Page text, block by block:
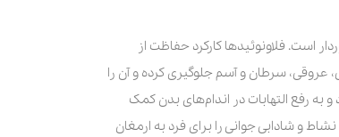
است. فلاونوئیدها کارکرد حفاظت از
عروقی، سرطان و آسم جلوگیری کرده و آن را
رفع التهابات در اندام‌های بدن کمک
و شادابی جوانی را برای فرد به ارمغان